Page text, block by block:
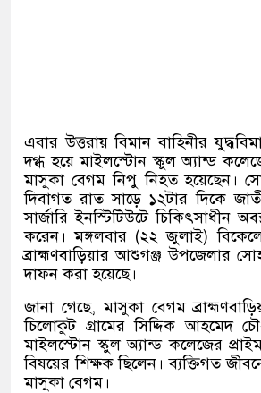
এবার উত্তরায় বিমান বাহিনীর
দগ্ধ হয়ে মাইলস্টোন স্কুল অ্যান্ড
মাসুকা বেগম নিপু নিহত হয়েছেন।
দিবাগত রাত সাড়ে ১২টার দিকে
সার্জারি ইনস্টিটিউটে চিকিৎসাধীন
করেন। মঙ্গলবার (২২ জুলাই)
ব্রাহ্মণবাড়িয়ার আশুগঞ্জ উপজেলার
দাফন করা হয়েছে।
জানা গেছে, মাসুকা বেগম
চিলোকুট গ্রামের সিদ্দিক আহমেদ
মাইলস্টোন স্কুল অ্যান্ড কলেজের
বিষয়ের শিক্ষক ছিলেন। ব্যক্তিগত
মাসুকা বেগম।